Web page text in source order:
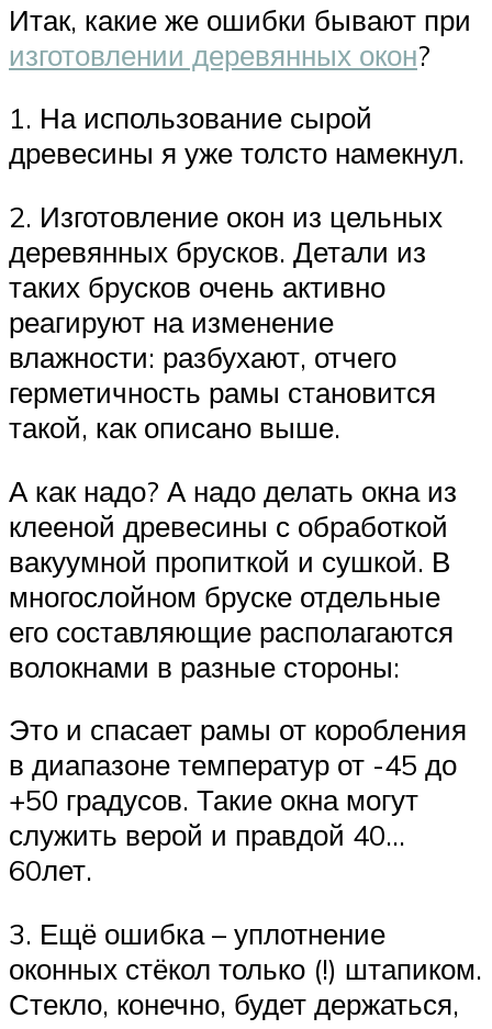
Итак, какие же ошибки бывают при
изготовлении деревянных окон?
1. На использование сырой
древесины я уже толсто намекнул.
2. Изготовление окон из цельных
деревянных брусков. Детали из
таких брусков очень активно
реагируют на изменение
влажности: разбухают, отчего
герметичность рамы становится
такой, как описано выше.
А как надо? А надо делать окна из
клееной древесины с обработкой
вакуумной пропиткой и сушкой. В
многослойном бруске отдельные
его составляющие располагаются
волокнами в разные стороны:
Это и спасает рамы от коробления
в диапазоне температур от -45 до
+50 градусов. Такие окна могут
служить верой и правдой 40…
60лет.
3. Ещё ошибка – уплотнение
оконных стёкол только (!) штапиком.
Стекло, конечно, будет держаться,